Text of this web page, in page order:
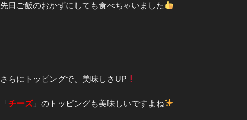
先日ご飯のおかずにしても食べちゃいました
さらにトッピングで、美味しさUP
「 チーズ」のトッピングも美味しいですよね